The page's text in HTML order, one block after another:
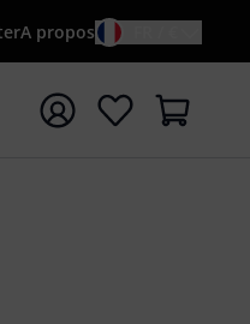
A propos
recherche